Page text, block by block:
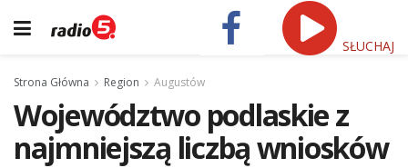
SŁUCHAJ
Strona Główna Region Augustów
Województwo podlaskie z
najmniejszą liczbą wniosków